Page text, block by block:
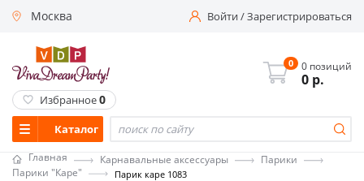
Москва Войти/Зарегистрироваться
Каталог
0 0 позиций
0 р.
Избранное0
Главная Карнавальные аксессуары
Парики
Парики "Каре"
Парик каре 1083